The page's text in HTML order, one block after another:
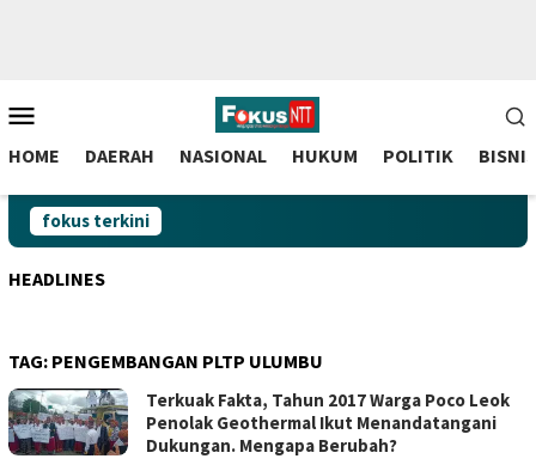
to
contentMobile
HOME DAERAH NASIONAL HUKUM POLITIK BISNIS
fokus terkini
HEADLINES
TAG: PENGEMBANGAN PLTP ULUMBU
Terkuak Fakta, Tahun 2017 Warga Poco Leok
Penolak Geothermal Ikut Menandatangani
Dukungan. Mengapa Berubah?